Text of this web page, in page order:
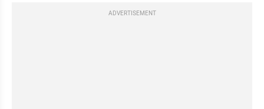
ADVERTISEMENT